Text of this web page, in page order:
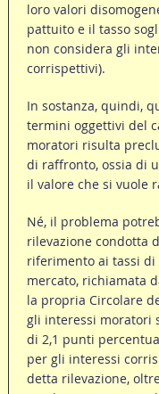
loro valori
pattuito e il tasso
non considera gli
corrispettivi).
In sostanza, quindi,
termini oggettivi del
moratori risulta
di raffronto, ossia di
il valore che si vuole
Né, il problema
rilevazione condotta
riferimento ai tassi
mercato, richiamata
la propria Circolare
gli interessi moratori
di 2,1 punti
per gli interessi
detta rilevazione,